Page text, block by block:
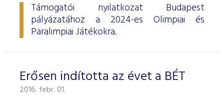
Támogatói nyilatkozat Budapest
pályázatához a 2024-es Olimpiai és
Paralimpiai Játékokra.
Erősen indította az évet a BÉT
2016. febr. 01.